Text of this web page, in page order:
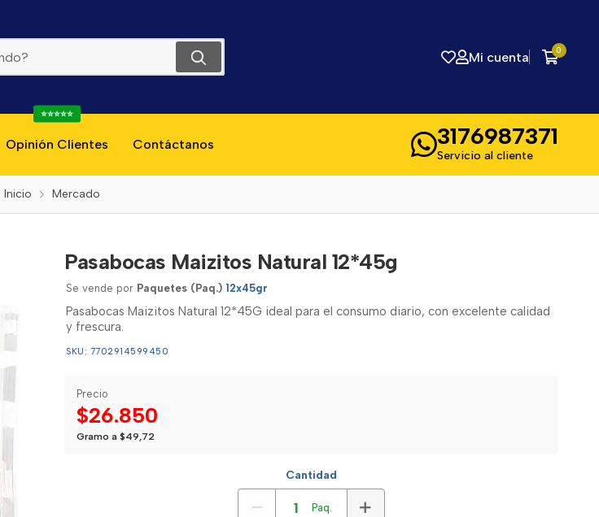
Mi cuenta 0
Opinión Clientes
⭐⭐⭐⭐⭐
Contáctanos 3176987371
Servicio al cliente
Inicio Mercado
Pasabocas Maizitos Natural 12*45g
Se vende por Paquetes (Paq.) 12x45gr
Pasabocas Maizitos Natural 12*45G ideal para el consumo diario, con excelente calidad
y frescura.
SKU: 7702914599450
Precio
$26.850
Gramo a $49,72
Cantidad
Paq.